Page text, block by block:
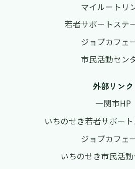
マイルートリ
若者サポートステ
ジョブカフェ
市民活動セン
外部リンク
一関市HP
いちのせき若者サポー
ジョブカフェ
いちのせき市民活